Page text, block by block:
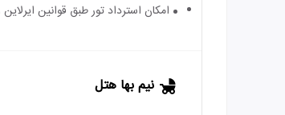
امکان استرداد تور طبق قوانین
نیم بها هتل